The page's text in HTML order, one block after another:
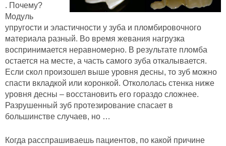
. Почему?
Модуль
упругости и эластичности у зуба и пломбировочного
материала разный. Во время жевания нагрузка
воспринимается неравномерно. В результате пломба
остается на месте, а часть самого зуба откалывается.
Если скол произошел выше уровня десны, то зуб можно
спасти вкладкой или коронкой. Откололась стенка ниже
уровня десны – восстановить его гораздо сложнее.
Разрушенный зуб протезирование спасает в
большинстве случаев, но …
Когда расспрашиваешь пациентов, по какой причине